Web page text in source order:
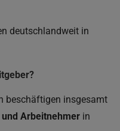
deutschlandweit in
beschäftigen insgesamt
Arbeitnehmer in